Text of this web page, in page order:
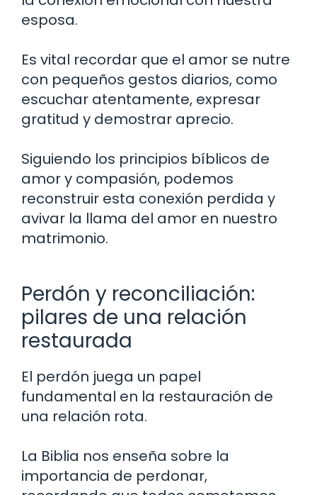
esposa.
Es vital recordar que el amor se nutre
con pequeños gestos diarios, como
escuchar atentamente, expresar
gratitud y demostrar aprecio.
Siguiendo los principios bíblicos de
amor y compasión, podemos
reconstruir esta conexión perdida y
avivar la llama del amor en nuestro
matrimonio.
Perdón y reconciliación:
pilares de una relación
restaurada
El perdón juega un papel
fundamental en la restauración de
una relación rota.
La Biblia nos enseña sobre la
importancia de perdonar,